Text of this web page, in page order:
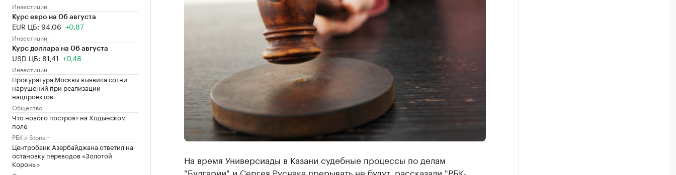
Инвестиции
Курс евро на 06 августа
EUR ЦБ: 94,06 +0,87
Инвестиции
Курс доллара на 06 августа
USD ЦБ: 81,41 +0,48
Инвестиции
Прокуратура Москвы выявила сотни
нарушений при реализации
нацпроектов
Общество
Что нового построят на Ходынском
поле
РБК и Stone
Центробанк Азербайджана ответил на
остановку переводов «Золотой
Короны»
На время Универсиады в Казани судебные процессы по делам
"Булгарии" и Сергея Руснака прерывать не будут, рассказали "РБК-